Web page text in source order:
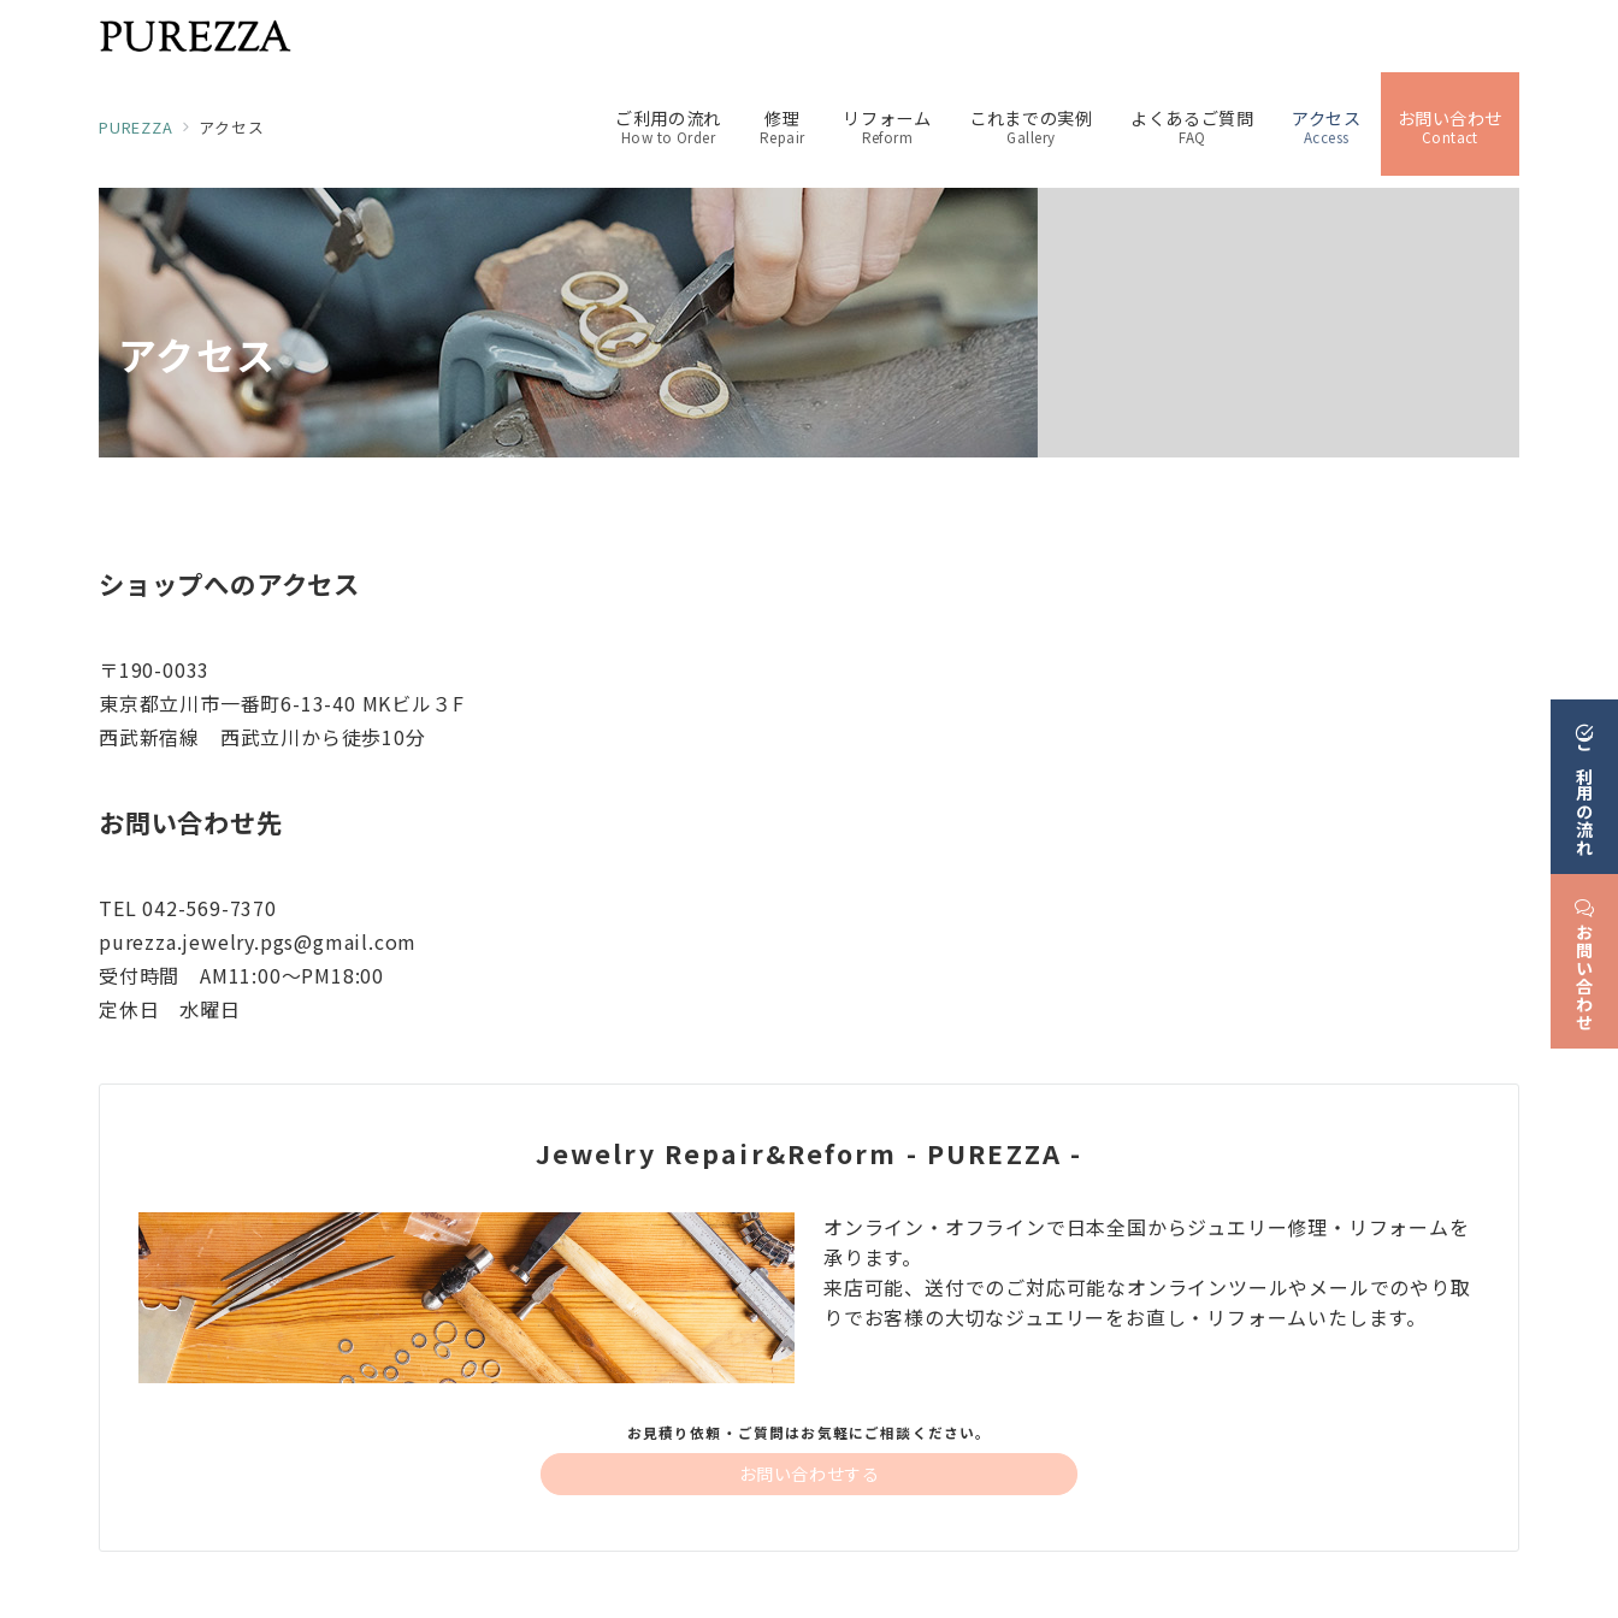
ご利用の流れ
How to Order
修理
Repair
リフォーム
Reform
これまでの実例
Gallery
よくあるご質問
FAQ
アクセス
Access
お問い合わせ
Contact
PUREZZA アクセス
アクセス
ショップへのアクセス
〒190-0033
東京都立川市一番町6-13-40 MKビル３F
西武新宿線 西武立川から徒歩10分
お問い合わせ先
TEL 042-569-7370
purezza.jewelry.pgs@gmail.com
受付時間 AM11:00～PM18:00
定休日 水曜日
Jewelry Repair&Reform - PUREZZA -
オンライン・オフラインで日本全国からジュエリー修理・リフォームを
承ります。
来店可能、送付でのご対応可能なオンラインツールやメールでのやり取
りでお客様の大切なジュエリーをお直し・リフォームいたします。
お見積り依頼・ご質問はお気軽にご相談ください。
お問い合わせする
ご利用の流れ
お問い合わせ